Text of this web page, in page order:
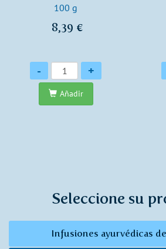
100 g
8,39 €
Cantidad
- +
Añadir
Seleccione su
Infusiones ayurvédicas